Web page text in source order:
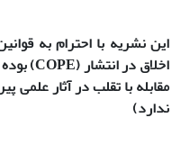
این نشریه با احترام به
اخلاق در انتشار(COPE)
ندارد)